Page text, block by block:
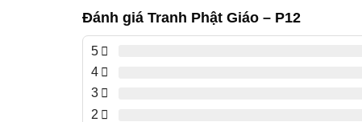
Đánh giá Tranh Phật Giáo – P12
5
4
3
2